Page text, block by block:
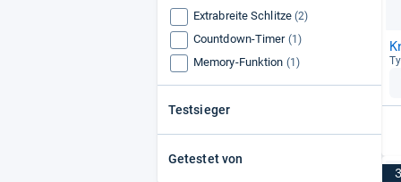
Extrabreite Schlitze (2)
Countdown-Timer (1)
Memory-Funktion (1)
Testsieger
Getestet von
3